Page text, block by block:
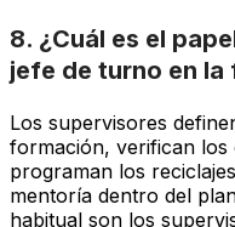
8. ¿Cuál es el
jefe de turno en la
Los supervisores
formación, verifican los
programan los
mentoría dentro del
habitual son los